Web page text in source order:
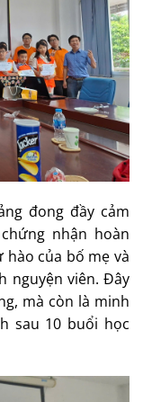
đong đầy cảm
nhận hoàn
của bố mẹ và
nguyện viên. Đây
mà còn là minh
sau 10 buổi học